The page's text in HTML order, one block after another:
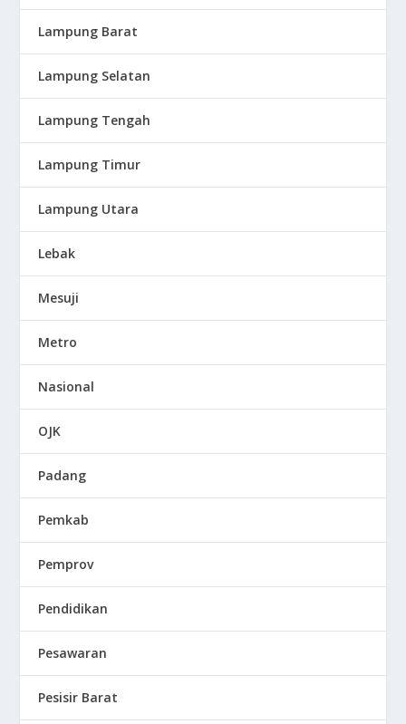
Lampung Barat
Lampung Selatan
Lampung Tengah
Lampung Timur
Lampung Utara
Lebak
Mesuji
Metro
Nasional
OJK
Padang
Pemkab
Pemprov
Pendidikan
Pesawaran
Pesisir Barat